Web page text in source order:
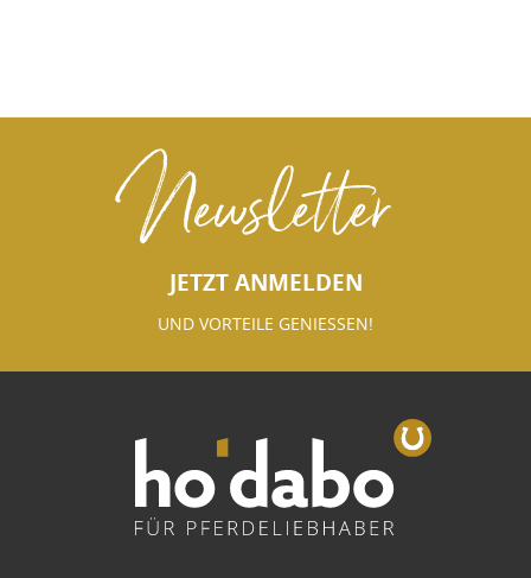
Newsletter
JETZT ANMELDEN
UND VORTEILE GENIESSEN!